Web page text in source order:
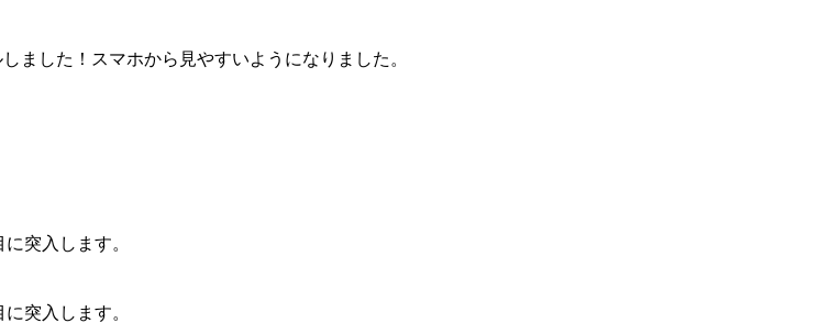
ました！スマホから見やすいようになりました。
突入します。
突入します。